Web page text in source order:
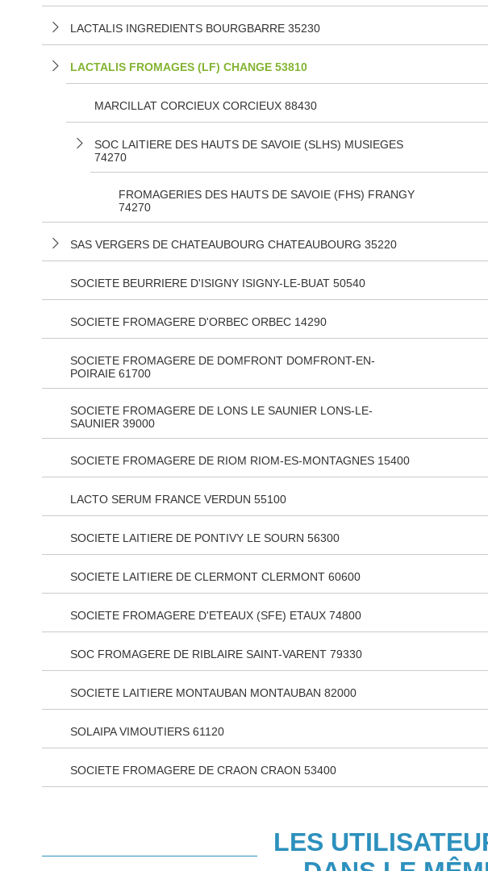
LACTALIS INGREDIENTS BOURGBARRE 35230
LACTALIS FROMAGES (LF) CHANGE 53810
MARCILLAT CORCIEUX CORCIEUX 88430
SOC LAITIERE DES HAUTS DE SAVOIE (SLHS) MUSIEGES
74270
FROMAGERIES DES HAUTS DE SAVOIE (FHS) FRANGY
74270
SAS VERGERS DE CHATEAUBOURG CHATEAUBOURG 35220
SOCIETE BEURRIERE D'ISIGNY ISIGNY-LE-BUAT 50540
SOCIETE FROMAGERE D'ORBEC ORBEC 14290
SOCIETE FROMAGERE DE DOMFRONT DOMFRONT-EN-
POIRAIE 61700
SOCIETE FROMAGERE DE LONS LE SAUNIER LONS-LE-
SAUNIER 39000
SOCIETE FROMAGERE DE RIOM RIOM-ES-MONTAGNES 15400
LACTO SERUM FRANCE VERDUN 55100
SOCIETE LAITIERE DE PONTIVY LE SOURN 56300
SOCIETE LAITIERE DE CLERMONT CLERMONT 60600
SOCIETE FROMAGERE D'ETEAUX (SFE) ETAUX 74800
SOC FROMAGERE DE RIBLAIRE SAINT-VARENT 79330
SOCIETE LAITIERE MONTAUBAN MONTAUBAN 82000
SOLAIPA VIMOUTIERS 61120
SOCIETE FROMAGERE DE CRAON CRAON 53400
LES